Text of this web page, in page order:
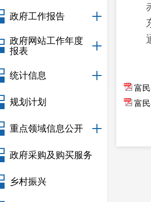
政府工作报告
政府网站工作年度
报表
统计信息
规划计划
重点领域信息公开
政府采购及购买服务
乡村振兴
富
富